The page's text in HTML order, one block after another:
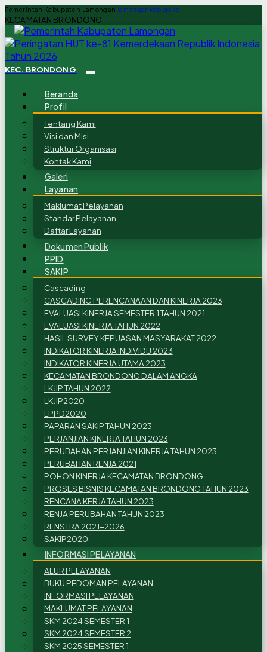
Pemerintah Kabupaten Lamongan lamongankab.go.id
KECAMATAN BRONDONG
KEC. BRONDONG
Beranda
Profil
Tentang Kami
Visi dan Misi
Struktur Organisasi
Kontak Kami
Galeri
Layanan
Maklumat Pelayanan
Standar Pelayanan
Daftar Layanan
Dokumen Publik
PPID
SAKIP
Cascading
CASCADING PERENCANAAN DAN KINERJA 2023
EVALUASI KINERJA SEMESTER 1 TAHUN 2021
EVALUASI KINERJA TAHUN 2022
HASIL SURVEY KEPUASAN MASYARAKAT 2022
INDIKATOR KINERJA INDIVIDU 2023
INDIKATOR KINERJA UTAMA 2023
KECAMATAN BRONDONG DALAM ANGKA
LKJIP TAHUN 2022
LKJIP2020
LPPD2020
PAPARAN SAKIP TAHUN 2023
PERJANJIAN KINERJA TAHUN 2023
PERUBAHAN PERJANJIAN KINERJA TAHUN 2023
PERUBAHAN RENJA 2021
POHON KINERJA KECAMATAN BRONDONG
PROSES BISNIS KECAMATAN BRONDONG TAHUN 2023
RENCANA KERJA TAHUN 2023
RENJA PERUBAHAN TAHUN 2023
RENSTRA 2021-2026
SAKIP2020
INFORMASI PELAYANAN
ALUR PELAYANAN
BUKU PEDOMAN PELAYANAN
INFORMASI PELAYANAN
MAKLUMAT PELAYANAN
SKM 2024 SEMESTER 1
SKM 2024 SEMESTER 2
SKM 2025 SEMESTER 1